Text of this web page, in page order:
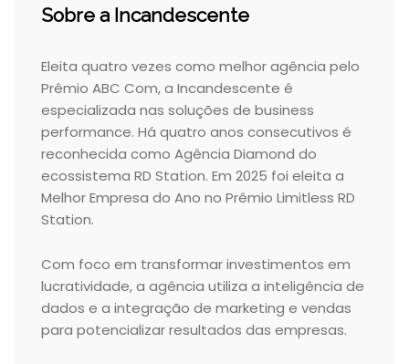
Sobre a Incandescente
Eleita quatro vezes como melhor agência pelo
Prêmio ABC Com, a Incandescente é
especializada nas soluções de business
performance. Há quatro anos consecutivos é
reconhecida como Agência Diamond do
ecossistema RD Station. Em 2025 foi eleita a
Melhor Empresa do Ano no Prêmio Limitless RD
Station.
Com foco em transformar investimentos em
lucratividade, a agência utiliza a inteligência de
dados e a integração de marketing e vendas
para potencializar resultados das empresas.